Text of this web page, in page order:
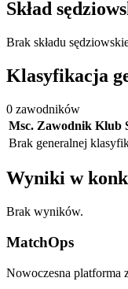
Skład
Brak składu
Klasyfikacja
0 zawodników
Msc. Zawodnik Klub
Brak generalnej
Wyniki w
Brak wyników.
MatchOps
Nowoczesna platforma